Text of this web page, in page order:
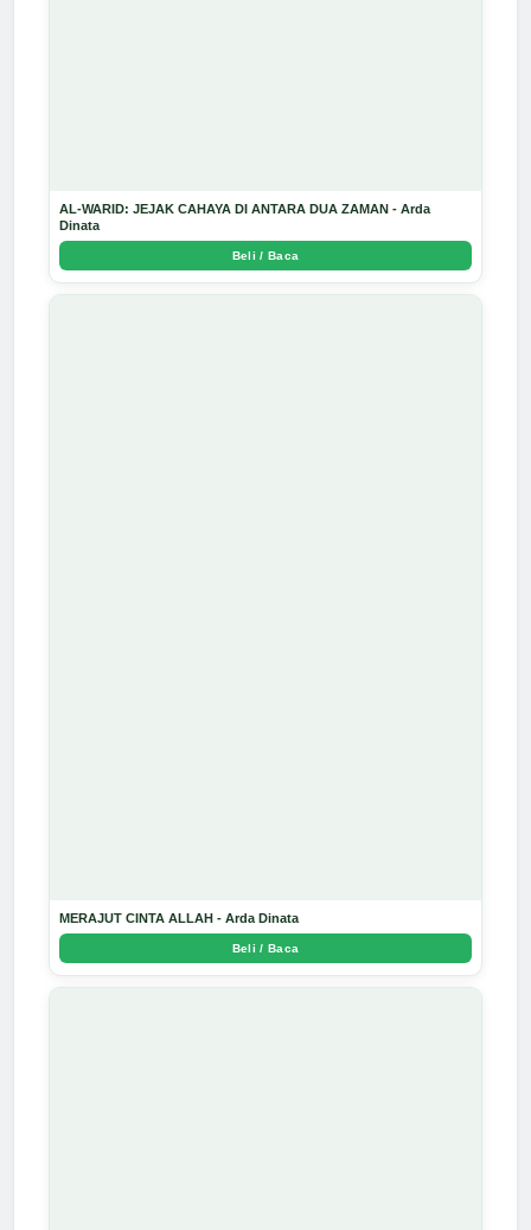
AL-WARID: JEJAK CAHAYA DI ANTARA DUA ZAMAN - Arda
Dinata
Beli / Baca
MERAJUT CINTA ALLAH - Arda Dinata
Beli / Baca